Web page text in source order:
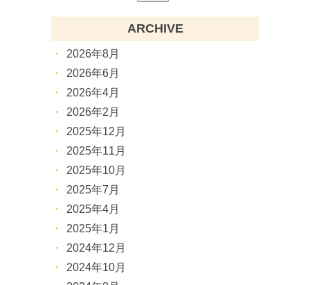
ARCHIVE
2026年8月
2026年6月
2026年4月
2026年2月
2025年12月
2025年11月
2025年10月
2025年7月
2025年4月
2025年1月
2024年12月
2024年10月